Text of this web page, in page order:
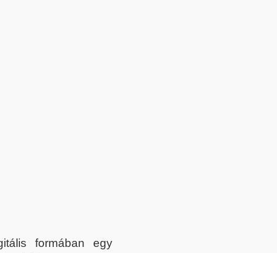
formában egy